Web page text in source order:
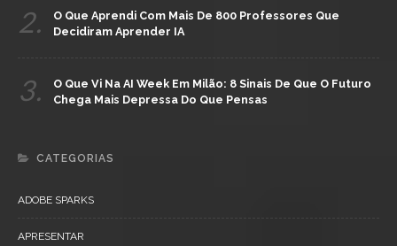
2.
O Que Aprendi Com Mais De 800 Professores Que
Decidiram Aprender IA
3.
O Que Vi Na AI Week Em Milão: 8 Sinais De Que O Futuro
Chega Mais Depressa Do Que Pensas
CATEGORIAS
ADOBE SPARKS
APRESENTAR